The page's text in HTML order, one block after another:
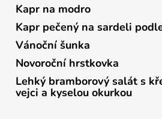
Kapr na modro
Kapr pečený na sardeli
Vánoční šunka
Novoroční hrstkovka
Lehký bramborový salát s
vejci a kyselou okurkou